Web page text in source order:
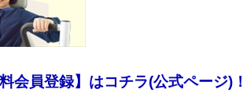
会員登録】はコチラ(公式ページ)！